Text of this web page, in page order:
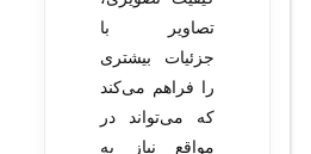
تصاویر با
جزئیات بیشتری
را فراهم می‌کند
که می‌تواند در
مواقع نیاز به